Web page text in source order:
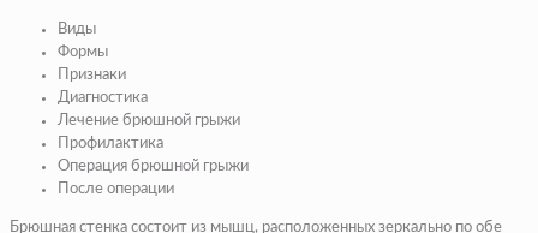
Виды
Формы
Признаки
Диагностика
Лечение брюшной грыжи
Профилактика
Операция брюшной грыжи
После операции
Брюшная стенка состоит из мышц, расположенных зеркально по обе